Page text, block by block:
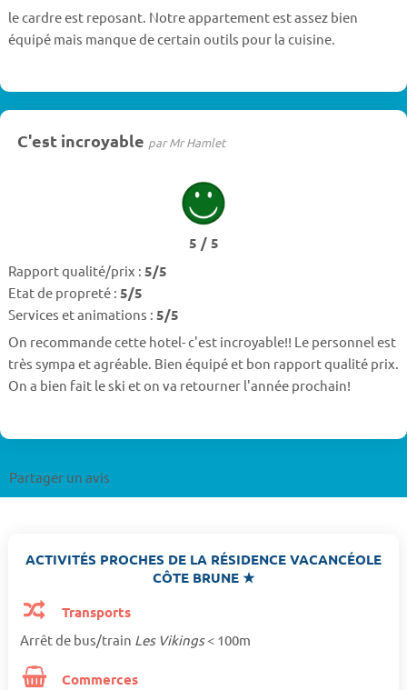
le cardre est reposant. Notre appartement est assez bien
équipé mais manque de certain outils pour la cuisine.
C'est incroyable par Mr Hamlet
5 / 5
Rapport qualité/prix : 5/5
Etat de propreté : 5/5
Services et animations : 5/5
On recommande cette hotel- c'est incroyable!! Le personnel est
très sympa et agréable. Bien équipé et bon rapport qualité prix.
On a bien fait le ski et on va retourner l'année prochain!
Partager un avis
ACTIVITÉS PROCHES DE LA RÉSIDENCE VACANCÉOLE
CÔTE BRUNE ★
Transports
Arrêt de bus/train Les Vikings< 100m
Commerces